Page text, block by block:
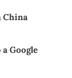
China
Google